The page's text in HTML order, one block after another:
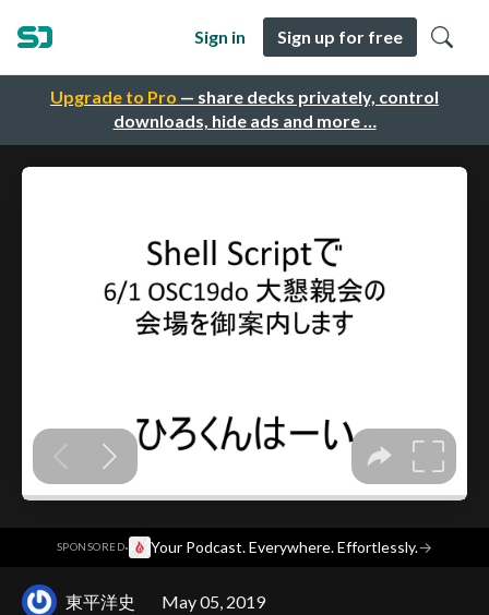
Upgrade to Pro — share decks privately, control
downloads, hide ads and more …
Sign in Sign up for free
SPONSORED· Your Podcast. Everywhere. Effortlessly.→
東平洋史 May 05, 2019